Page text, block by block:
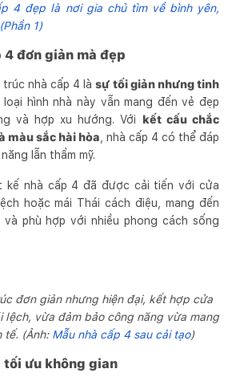
4 đẹp là nơi gia chủ tìm về bình yên,
1)
đơn giản mà đẹp
trúc nhà cấp 4 làsự tối giản nhưng tinh
hình nhà này vẫn mang đến vẻ đẹp
và hợp xu hướng. Với kết cấu chắc
màu sắc hài hòa , nhà cấp 4 có thể đáp
lẫn thẩm mỹ.
kế nhà cấp 4 đã được cải tiến với cửa
hoặc mái Thái cách điệu, mang đến
phù hợp với nhiều phong cách sống
đơn giản nhưng hiện đại, kết hợp cửa
lệch, vừa đảm bảo công năng vừa mang
tế. (Ảnh: Mẫu nhà cấp 4 sau cải tạo)
ưu không gian